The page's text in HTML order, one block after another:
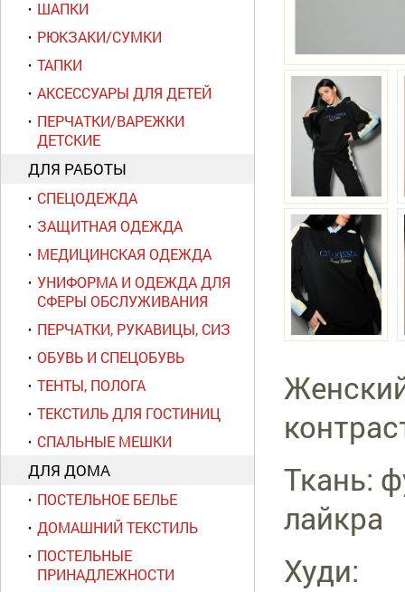
ШАПКИ
РЮКЗАКИ/СУМКИ
ТАПКИ
АКСЕССУАРЫ ДЛЯ ДЕТЕЙ
ПЕРЧАТКИ/ВАРЕЖКИ
ДЕТСКИЕ
ДЛЯ РАБОТЫ
СПЕЦОДЕЖДА
ЗАЩИТНАЯ ОДЕЖДА
МЕДИЦИНСКАЯ ОДЕЖДА
УНИФОРМА И ОДЕЖДА ДЛЯ
СФЕРЫ ОБСЛУЖИВАНИЯ
ПЕРЧАТКИ, РУКАВИЦЫ, СИЗ
ОБУВЬ И СПЕЦОБУВЬ
ТЕНТЫ, ПОЛОГА
ТЕКСТИЛЬ ДЛЯ ГОСТИНИЦ
СПАЛЬНЫЕ МЕШКИ
ДЛЯ ДОМА
ПОСТЕЛЬНОЕ БЕЛЬЕ
ДОМАШНИЙ ТЕКСТИЛЬ
ПОСТЕЛЬНЫЕ
ПРИНАДЛЕЖНОСТИ
Ткань:
лайкра
Худи: